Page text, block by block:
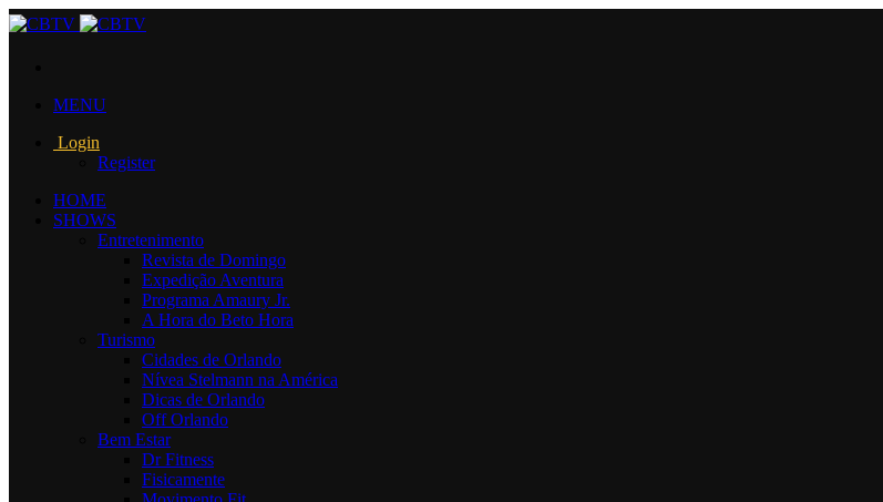
MENU
Login
Register
HOME
SHOWS
Entretenimento
Revista de Domingo
Expedição Aventura
Programa Amaury Jr.
A Hora do Beto Hora
Turismo
Cidades de Orlando
Nívea Stelmann na América
Dicas de Orlando
Off Orlando
Bem Estar
Dr Fitness
Fisicamente